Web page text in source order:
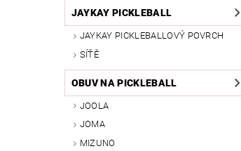
JAYKAY PICKLEBALL
JAYKAY PICKLEBALLOVÝ POVRCH
SÍŤĚ
OBUV NA PICKLEBALL
JOOLA
JOMA
MIZUNO